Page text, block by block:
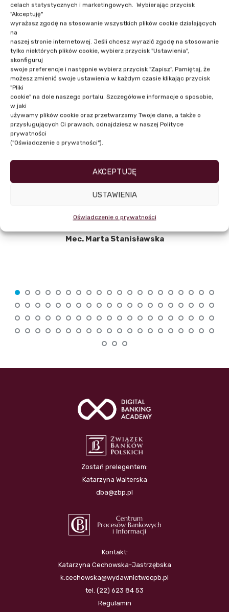
celach statystycznych i marketingowych. Wybierając przycisk
"Akceptuję"
wyrażasz zgodę na stosowanie wszystkich plików cookie działających
na
naszej stronie internetowej. Jeśli chcesz wyrazić zgodę na stosowanie
tylko niektórych plików cookie, wybierz przycisk "Ustawienia",
skonfiguruj
swoje preferencje i następnie wybierz przycisk "Zapisz". Pamiętaj, że
możesz zmienić swoje ustawienia w każdym czasie klikając przycisk
"Pliki
cookie" na dole naszego portalu. Szczegółowe informacje o sposobie,
w jaki
używamy plików cookie oraz przetwarzamy Twoje dane, a także o
przysługujących Ci prawach, odnajdziesz w naszej Polityce
prywatności
("Oświadczenie o prywatności").
AKCEPTUJĘ
USTAWIENIA
Oświadczenie o prywatności
NASI PRELEGENCI
Mec. Marta Stanisławska
Zostań prelegentem:
Katarzyna Walterska
dba@zbp.pl
Kontakt:
Katarzyna Cechowska-Jastrzębska
k.cechowska@wydawnictwocpb.pl
tel. (22) 623 84 53
Regulamin